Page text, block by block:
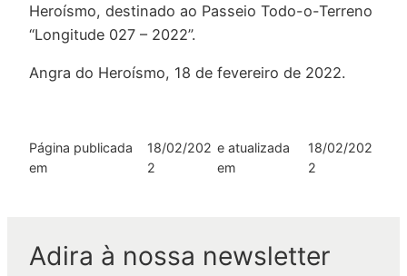
Heroísmo, destinado ao Passeio Todo-o-Terreno
“Longitude 027 – 2022”.
Angra do Heroísmo, 18 de fevereiro de 2022.
Página publicada
em
18/02/202
2
e atualizada
em
18/02/202
2
Adira à nossa newsletter